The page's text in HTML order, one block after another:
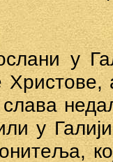
у
у